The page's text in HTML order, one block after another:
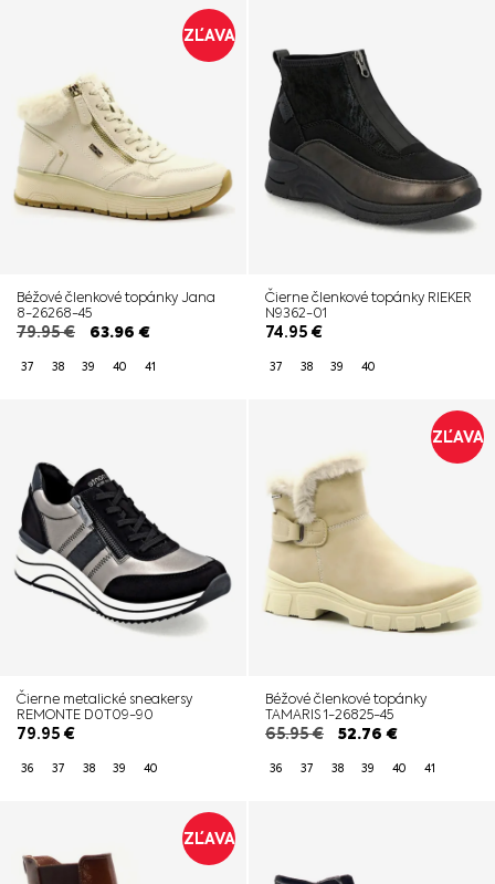
ZĽAVA
Béžové členkové topánky Jana
8-26268-45
79.95€ 63.96 €
37 38 39 40 41
Čierne členkové topánky RIEKER
N9362-01
74.95€
37 38 39 40
Čierne metalické sneakersy
REMONTE D0T09-90
79.95€
36 37 38 39 40
ZĽAVA
Béžové členkové topánky
TAMARIS 1-26825-45
65.95€ 52.76 €
36 37 38 39 40 41
ZĽAVA